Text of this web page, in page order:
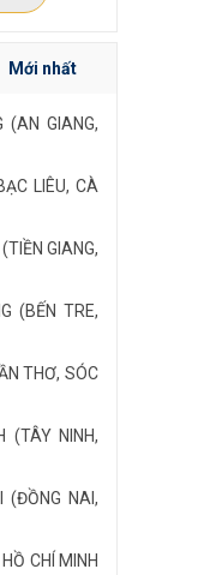
Mới nhất
GIANG,
LIÊU, CÀ
GIANG,
(BẾN TRE,
THƠ, SÓC
NINH,
NAI,
CHÍ MINH